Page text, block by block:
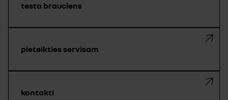
testa brauciens
pieteikties servisam
kontakti